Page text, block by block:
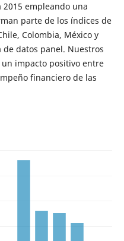
empleando una
parte de los índices de
Colombia, México y
de datos panel. Nuestros
impacto positivo entre
financiero de las